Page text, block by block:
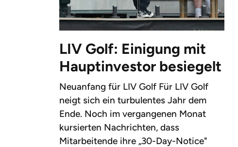
LIV Golf: Einigung mit
Hauptinvestor besiegelt
Neuanfang für LIV Golf Für LIV Golf
neigt sich ein turbulentes Jahr dem
Ende. Noch im vergangenen Monat
kursierten Nachrichten, dass
Mitarbeitende ihre „30-Day-Notice"